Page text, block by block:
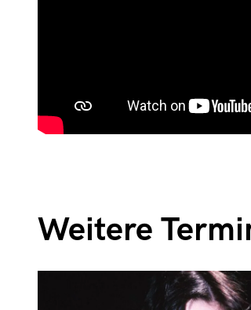
Weitere